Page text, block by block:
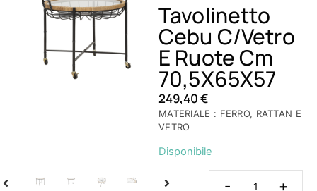
Tavolinetto
Cebu C/Vetro
E Ruote Cm
70,5X65X57
249,40€
MATERIALE : FERRO, RATTAN E
VETRO
Disponibile
- +